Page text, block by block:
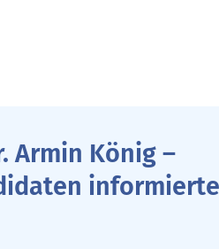
Armin König –